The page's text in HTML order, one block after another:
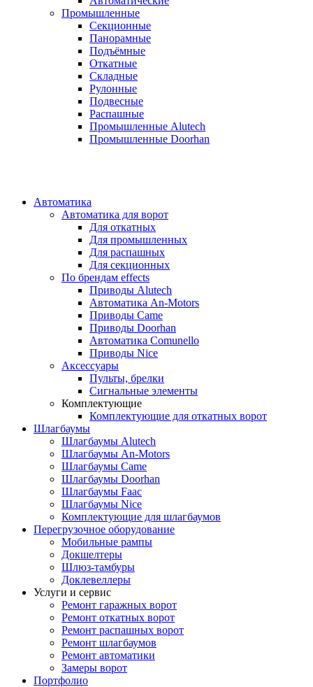
Промышленные
Секционные
Панорамные
Подъёмные
Откатные
Складные
Рулонные
Подвесные
Распашные
Промышленные Alutech
Промышленные Doorhan
Автоматика
Автоматика для ворот
Для откатных
Для промышленных
Для распашных
Для секционных
По брендам effects
Приводы Alutech
Автоматика An-Motors
Приводы Came
Приводы Doorhan
Автоматика Comunello
Приводы Nice
Аксессуары
Пульты, брелки
Сигнальные элементы
Комплектующие
Комплектующие для откатных ворот
Шлагбаумы
Шлагбаумы Alutech
Шлагбаумы An-Motors
Шлагбаумы Came
Шлагбаумы Doorhan
Шлагбаумы Faac
Шлагбаумы Nice
Комплектующие для шлагбаумов
Перегрузочное оборудование
Мобильные рампы
Докшелтеры
Шлюз-тамбуры
Доклевеллеры
Услуги и сервис
Ремонт гаражных ворот
Ремонт откатных ворот
Ремонт распашных ворот
Ремонт шлагбаумов
Ремонт автоматики
Замеры ворот
Портфолио